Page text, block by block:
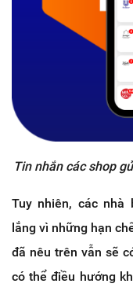
Tin nhắn các shop
Tuy nhiên, các nhà
lắng vì những hạn
đã nêu trên vẫn sẽ
có thể điều hướng